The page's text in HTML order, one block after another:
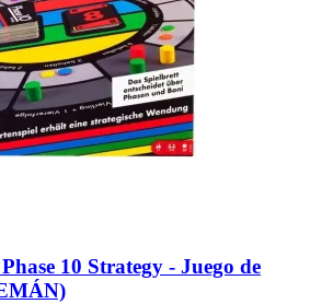
Phase 10 Strategy -​ Juego de